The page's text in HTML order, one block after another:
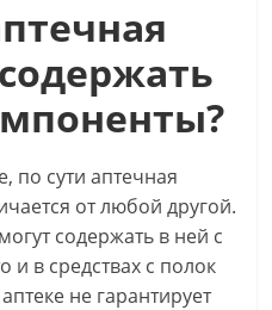
по сути аптечная
от любой другой.
содержать в ней с
и в средствах с полок
не гарантирует